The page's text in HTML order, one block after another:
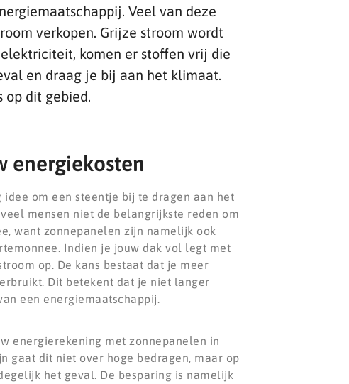
Veel van deze
verkopen. Grijze stroom wordt
komen er stoffen vrij die
en draag je bij aan het klimaat.
op dit gebied.
energiekosten
om een steentje bij te dragen aan het
mensen niet de belangrijkste reden om
want zonnepanelen zijn namelijk ook
Indien je jouw dak vol legt met
op. De kans bestaat dat je meer
Dit betekent dat je niet langer
een energiemaatschappij.
energierekening met zonnepanelen in
gaat dit niet over hoge bedragen, maar op
het geval. De besparing is namelijk